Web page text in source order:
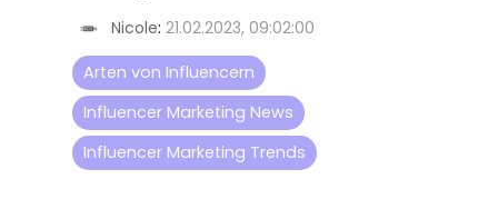
Nicole: 21.02.2023, 09:02:00
Arten von Influencern
Influencer Marketing News
Influencer Marketing Trends